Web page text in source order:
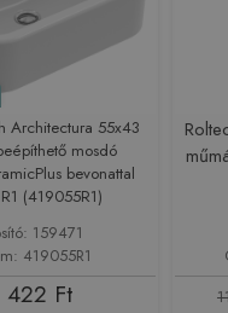
Architectura 55x43
mosdó
bevonattal
(419055R1)
159471
419055R1
422 Ft